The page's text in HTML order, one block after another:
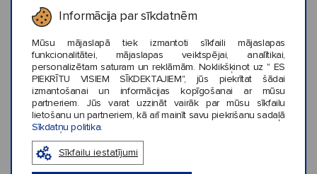
Informācija par sīkdatnēm
Mūsu mājaslapā tiek izmantoti sīkfaili mājaslapas
funkcionalitātei, mājaslapas veiktspējai, analītikai,
personalizētam saturam un reklāmām. Noklikšķinot uz " ES
PIEKRĪTU VISIEM SĪKDEKTAJIEM", jūs piekrītat šādai
izmantošanai un informācijas kopīgošanai ar mūsu
partneriem. Jūs varat uzzināt vairāk par mūsu sīkfailu
lietošanu un partneriem, kā arī mainīt savu piekrišanu sadaļā
Sīkdatņu politika.
Sīkfailu iestatījumi
Līdzīga stila preces